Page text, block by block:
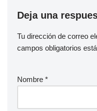
Deja una
Tu dirección de correo
campos obligatorios
Nombre *